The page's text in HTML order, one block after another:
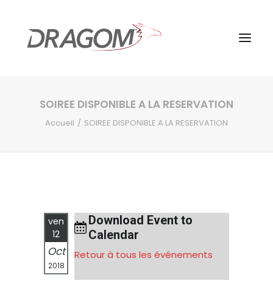
SOIREE DISPONIBLE A LA RESERVATION
Accueil SOIREE DISPONIBLE A LA RESERVATION
ven
12
Oct
2018
Download Event to
Calendar
Retour à tous les événements